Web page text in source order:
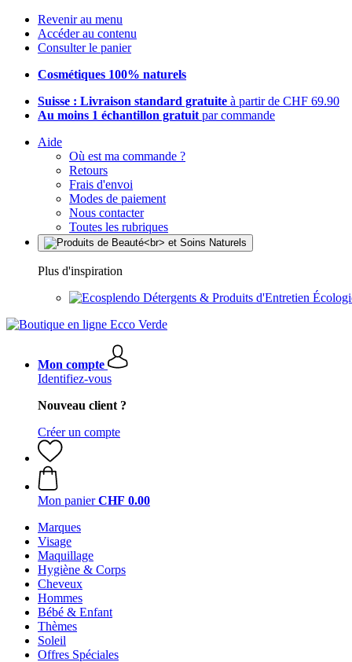
Revenir au menu
Accéder au contenu
Consulter le panier
Cosmétiques 100% naturels
Suisse : Livraison standard gratuite à partir de CHF 69.90
Au moins 1 échantillon gratuit par commande
Aide
Où est ma commande ?
Retours
Frais d'envoi
Modes de paiement
Nous contacter
Toutes les rubriques
Plus d'inspiration
Détergents & Produits d'Entretien
Mon compte
Identifiez-vous
Nouveau client ?
Créer un compte
Mon panier CHF 0.00
Marques
Visage
Maquillage
Hygiène & Corps
Cheveux
Hommes
Bébé & Enfant
Thèmes
Soleil
Offres Spéciales